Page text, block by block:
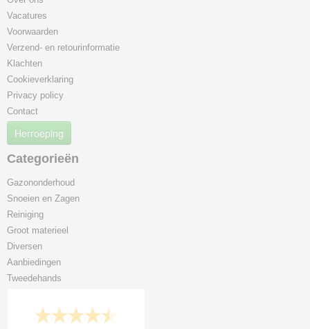
Vacatures
Voorwaarden
Verzend- en retourinformatie
Klachten
Cookieverklaring
Privacy policy
Contact
Herroeping
Categorieën
Gazononderhoud
Snoeien en Zagen
Reiniging
Groot materieel
Diversen
Aanbiedingen
Tweedehands